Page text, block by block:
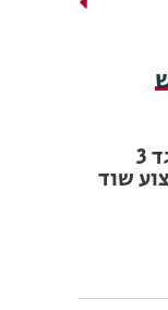
כתב אישום כנגד 3
שוד